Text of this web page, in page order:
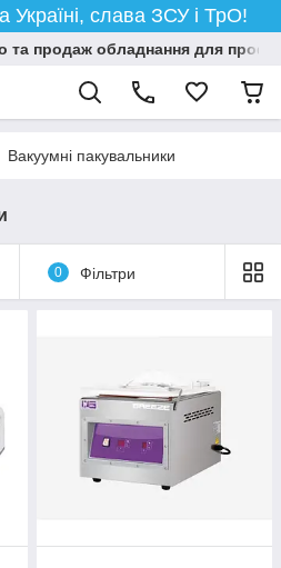
слава ЗСУ і ТрО!
продаж обладнання для
Вакуумні пакувальники
0 Фільтри